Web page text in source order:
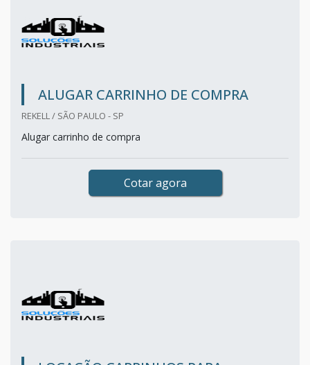
ALUGAR CARRINHO DE COMPRA
REKELL / SÃO PAULO - SP
Alugar carrinho de compra
Cotar agora